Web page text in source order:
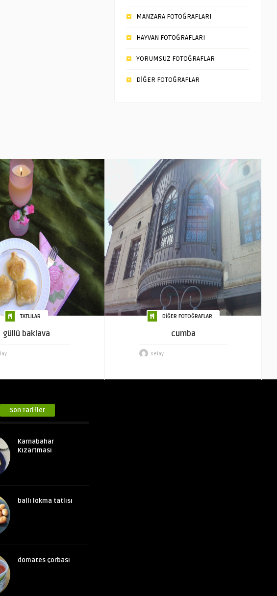
MANZARA FOTOĞRAFLARI
HAYVAN FOTOĞRAFLARI
YORUMSUZ FOTOĞRAFLAR
DİĞER FOTOĞRAFLAR
TATLILAR
güllü baklava
DİĞER FOTOĞRAFLAR
cumba
selay
Son Tarifler
Karnabahar
Kızartması
ballı lokma tatlısı
domates çorbası